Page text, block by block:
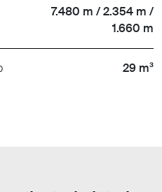
7.480 m / 2.354 m /
1.660 m
29 m³